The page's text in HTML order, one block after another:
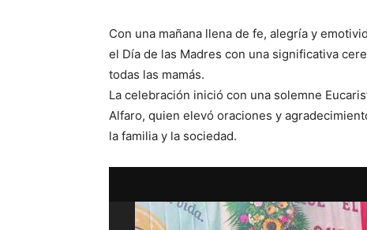
Con una mañana llena de fe, alegría y
el Día de las Madres con una significativa
todas las mamás.
La celebración inició con una solemne
Alfaro, quien elevó oraciones y
la familia y la sociedad.